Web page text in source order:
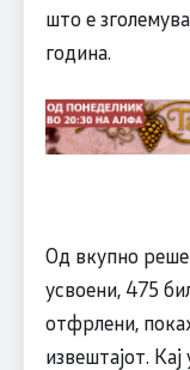
што е
година.
Од вкупно
усвоени, 475
отфрлени,
извештајот.